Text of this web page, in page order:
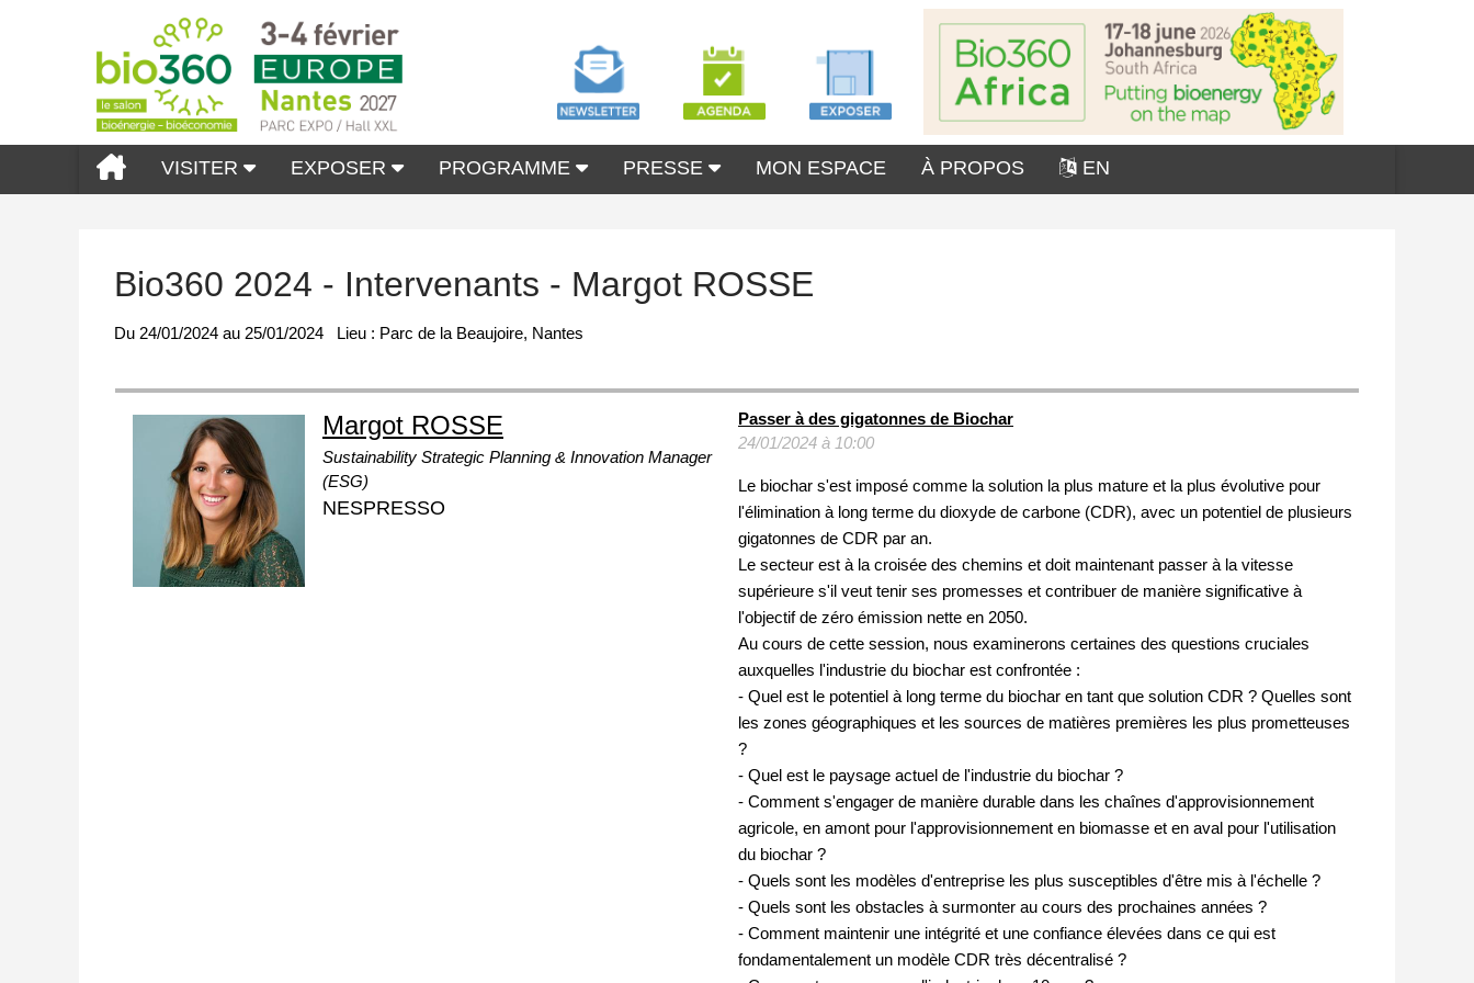
VISITER EXPOSER PROGRAMME PRESSE MON ESPACE À PROPOS EN
Bio360 2024 - Intervenants - Margot ROSSE
Du 24/01/2024 au 25/01/2024 Lieu : Parc de la Beaujoire, Nantes
Margot ROSSE
Sustainability Strategic Planning & Innovation Manager
(ESG)
NESPRESSO
Passer à des gigatonnes de Biochar
24/01/2024 à 10:00
Le biochar s'est imposé comme la solution la plus mature et la plus évolutive pour
l'élimination à long terme du dioxyde de carbone (CDR), avec un potentiel de plusieurs
gigatonnes de CDR par an.
Le secteur est à la croisée des chemins et doit maintenant passer à la vitesse
supérieure s'il veut tenir ses promesses et contribuer de manière significative à
l'objectif de zéro émission nette en 2050.
Au cours de cette session, nous examinerons certaines des questions cruciales
auxquelles l'industrie du biochar est confrontée :
- Quel est le potentiel à long terme du biochar en tant que solution CDR ? Quelles sont
les zones géographiques et les sources de matières premières les plus prometteuses
?
- Quel est le paysage actuel de l'industrie du biochar ?
- Comment s'engager de manière durable dans les chaînes d'approvisionnement
agricole, en amont pour l'approvisionnement en biomasse et en aval pour l'utilisation
du biochar ?
- Quels sont les modèles d'entreprise les plus susceptibles d'être mis à l'échelle ?
- Quels sont les obstacles à surmonter au cours des prochaines années ?
- Comment maintenir une intégrité et une confiance élevées dans ce qui est
fondamentalement un modèle CDR très décentralisé ?